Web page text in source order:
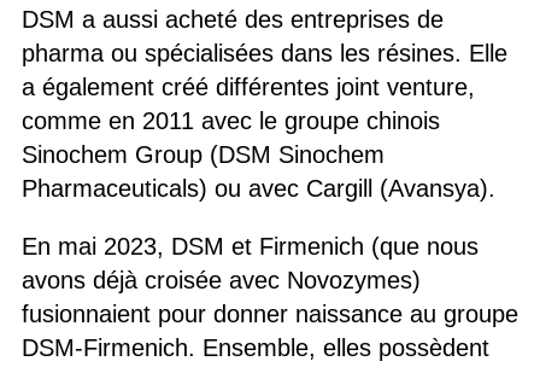
DSM a aussi acheté des entreprises de
pharma ou spécialisées dans les résines. Elle
a également créé différentes joint venture,
comme en 2011 avec le groupe chinois
Sinochem Group (DSM Sinochem
Pharmaceuticals) ou avec Cargill (Avansya).
En mai 2023, DSM et Firmenich (que nous
avons déjà croisée avec Novozymes)
fusionnaient pour donner naissance au groupe
DSM-Firmenich. Ensemble, elles possèdent